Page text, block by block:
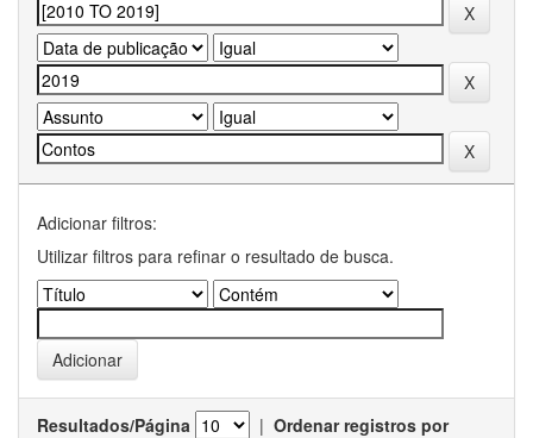
Adicionar filtros:
Utilizar filtros para refinar o resultado de busca.
Resultados/Página | Ordenar registros por